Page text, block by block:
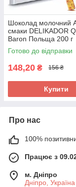
Шоколад молочний
смаки DELIKADOR
Baron Польща 200 г
Готово до відправки
148,20 ₴ 156 ₴
Купити
Про нас
100%
Працює з
м. Дніпро
Дніпро, Україна